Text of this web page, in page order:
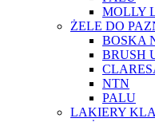
MOLLY
ŻELE DO
BOSKA
BRUSH
NTN
PALU
LAKIERY